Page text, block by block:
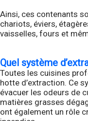
Ainsi, ces contenants
chariots, éviers,
vaisselles, fours et
Quel système
Toutes les cuisines
hotte d’extraction. Ce
évacuer les odeurs de
matières grasses
ont également un rôle